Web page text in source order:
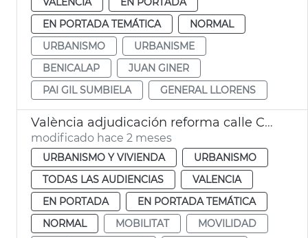
EN PORTADA TEMÁTICA
NORMAL
URBANISMO
URBANISME
BENICALAP
JUAN GINER
PAI GIL SUMBIELA
GENERAL LLORENS
València adjudicación reforma calle Colón
modificado hace 2 meses
URBANISMO Y VIVIENDA
URBANISMO
TODAS LAS AUDIENCIAS
VALENCIA
EN PORTADA
EN PORTADA TEMÁTICA
NORMAL
MOBILITAT
MOVILIDAD